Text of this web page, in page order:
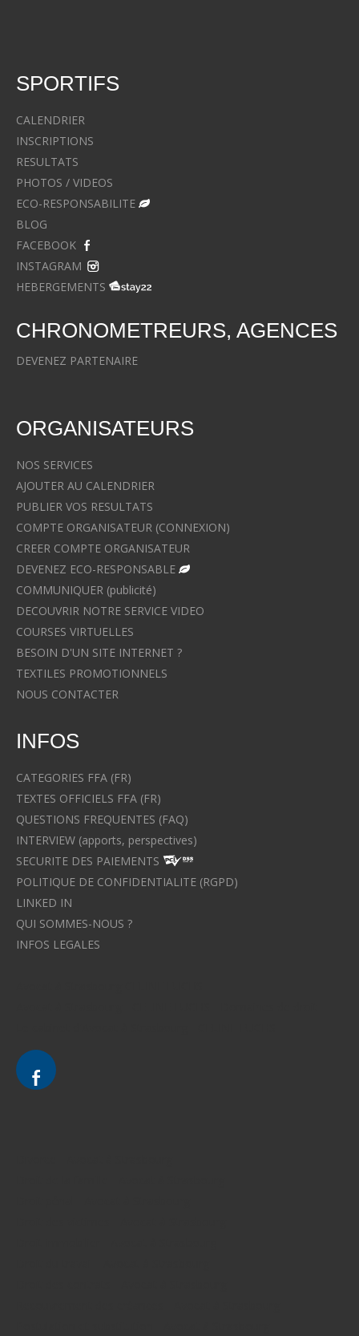
SPORTIFS
CALENDRIER
INSCRIPTIONS
RESULTATS
PHOTOS / VIDEOS
ECO-RESPONSABILITE
BLOG
FACEBOOK
INSTAGRAM
HEBERGEMENTS
CHRONOMETREURS, AGENCES
DEVENEZ PARTENAIRE
ORGANISATEURS
NOS SERVICES
AJOUTER AU CALENDRIER
PUBLIER VOS RESULTATS
COMPTE ORGANISATEUR (CONNEXION)
CREER COMPTE ORGANISATEUR
DEVENEZ ECO-RESPONSABLE
COMMUNIQUER (publicité)
DECOUVRIR NOTRE SERVICE VIDEO
COURSES VIRTUELLES
BESOIN D'UN SITE INTERNET ?
TEXTILES PROMOTIONNELS
NOUS CONTACTER
INFOS
CATEGORIES FFA (FR)
TEXTES OFFICIELS FFA (FR)
QUESTIONS FREQUENTES (FAQ)
INTERVIEW (apports, perspectives)
SECURITE DES PAIEMENTS
POLITIQUE DE CONFIDENTIALITE (RGPD)
LINKED IN
QUI SOMMES-NOUS ?
INFOS LEGALES